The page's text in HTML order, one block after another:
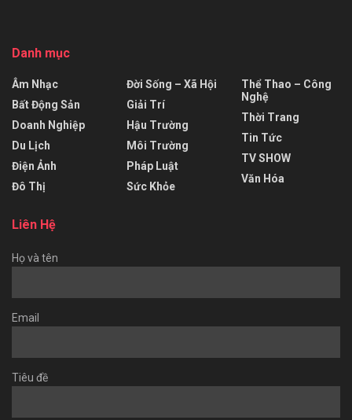
Danh mục
Âm Nhạc
Bất Động Sản
Doanh Nghiệp
Du Lịch
Điện Ảnh
Đô Thị
Đời Sống – Xã Hội
Giải Trí
Hậu Trường
Môi Trường
Pháp Luật
Sức Khỏe
Thể Thao – Công
Nghệ
Thời Trang
Tin Tức
TV SHOW
Văn Hóa
Liên Hệ
Họ và tên
Email
Tiêu đề